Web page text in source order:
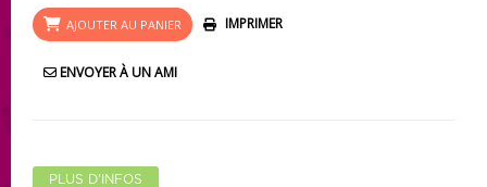
AJOUTER AU PANIER IMPRIMER
ENVOYER À UN AMI
PLUS D'INFOS